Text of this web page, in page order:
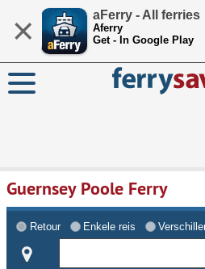
× aFerry - All ferries
Aferry
Get - In Google Play
Guernsey Poole Ferry
Retour Enkele reis